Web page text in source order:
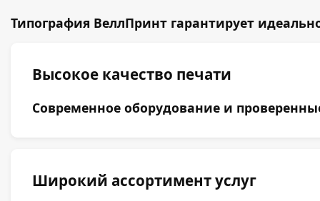
Типография ВеллПринт гарантирует
Высокое качество печати
Современное оборудование и
Широкий ассортимент услуг